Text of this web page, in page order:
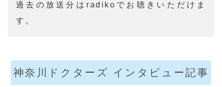
過去の放送分はradikoでお聴きいただけま
す。
神奈川ドクターズ インタビュー記事